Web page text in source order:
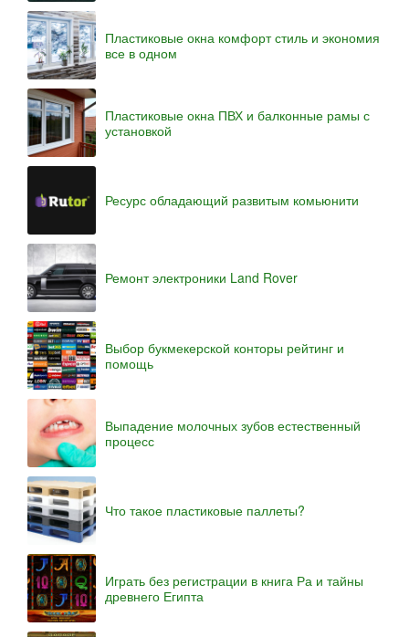
Пластиковые окна комфорт стиль и экономия
все в одном
Пластиковые окна ПВХ и балконные рамы с
установкой
Ресурс обладающий развитым комьюнити
Ремонт электроники Land Rover
Выбор букмекерской конторы рейтинг и
помощь
Выпадение молочных зубов естественный
процесс
Что такое пластиковые паллеты?
Играть без регистрации в книга Ра и тайны
древнего Египта